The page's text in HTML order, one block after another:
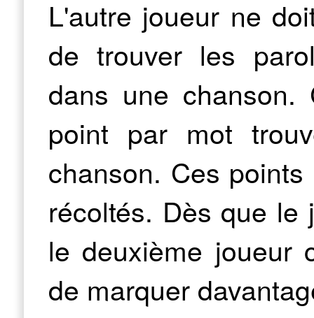
L'autre joueur ne
de trouver les
dans une chanson.
point par mot
chanson. Ces
récoltés. Dès que le
le deuxième joueur
de marquer